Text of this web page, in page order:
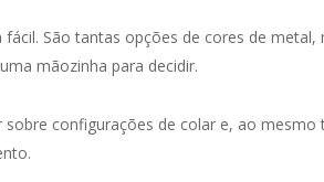
São tantas opções de cores de metal,
mãozinha para decidir.
configurações de colar e, ao mesmo